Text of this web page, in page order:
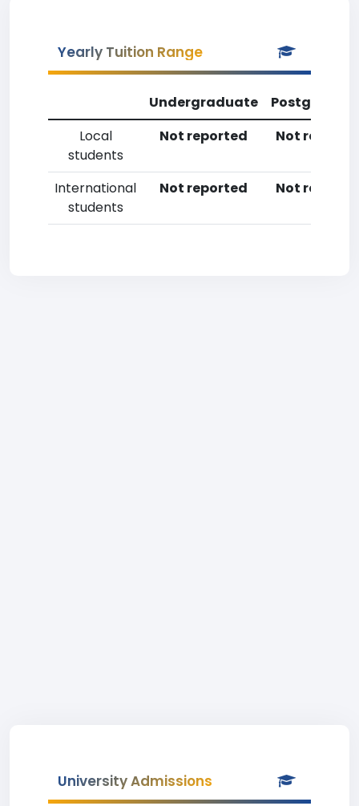
Yearly Tuition Range
Undergraduate
Local
students
Not reported Not
International
students
Not reported Not
University Admissions